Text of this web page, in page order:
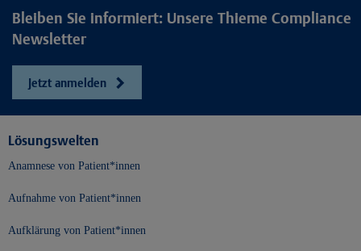
Bleiben Sie informiert: Unsere Thieme Compliance
Newsletter
Jetzt anmelden
Lösungswelten
Anamnese von Patient*innen
Aufnahme von Patient*innen
Aufklärung von Patient*innen